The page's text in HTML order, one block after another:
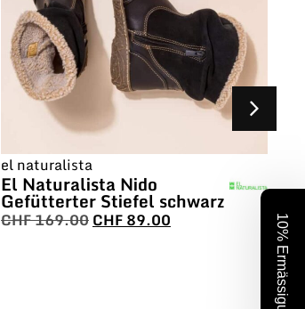
el naturalista
El Naturalista Nido
Gefütterter Stiefel schwarz
CHF169.00CHF89.00 10% Ermässigung